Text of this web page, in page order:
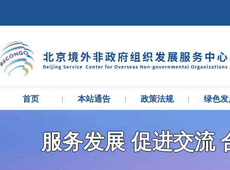
首页 | 本站通告 | 政策法规 | 绿色发
服务发展 促进交流